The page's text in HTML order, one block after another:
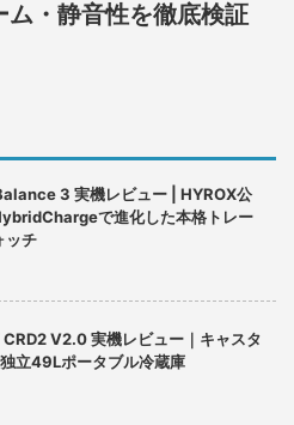
ム・静音性を徹底検証
3 実機レビュー | HYROX公
で進化した本格トレー
ッチ
V2.0 実機レビュー｜キャスタ
立49Lポータブル冷蔵庫